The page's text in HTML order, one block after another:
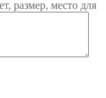
размер, место для